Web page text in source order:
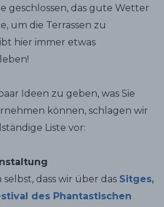
geschlossen, das gute Wetter
um die Terrassen zu
hier immer etwas
Ideen zu geben, was Sie
können, schlagen wir
Liste vor:
selbst, dass wir über das Sitges,
des Phantastischen